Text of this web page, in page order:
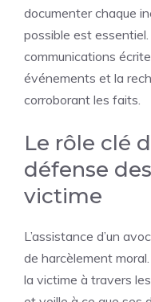
documenter chaque
possible est
communications
événements et la
corroborant les faits.
Le rôle clé
défense
victime
L’assistance d’un
de harcèlement
la victime à travers